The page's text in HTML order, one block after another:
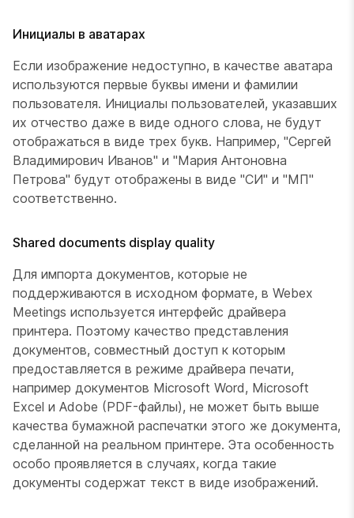
Инициалы в аватарах
Если изображение недоступно, в качестве аватара
используются первые буквы имени и фамилии
пользователя. Инициалы пользователей, указавших
их отчество даже в виде одного слова, не будут
отображаться в виде трех букв. Например, "Сергей
Владимирович Иванов" и "Мария Антоновна
Петрова" будут отображены в виде "СИ" и "МП"
соответственно.
Shared documents display quality
Для импорта документов, которые не
поддерживаются в исходном формате, в Webex
Meetings используется интерфейс драйвера
принтера. Поэтому качество представления
документов, совместный доступ к которым
предоставляется в режиме драйвера печати,
например документов Microsoft Word, Microsoft
Excel и Adobe (PDF-файлы), не может быть выше
качества бумажной распечатки этого же документа,
сделанной на реальном принтере. Эта особенность
особо проявляется в случаях, когда такие
документы содержат текст в виде изображений.